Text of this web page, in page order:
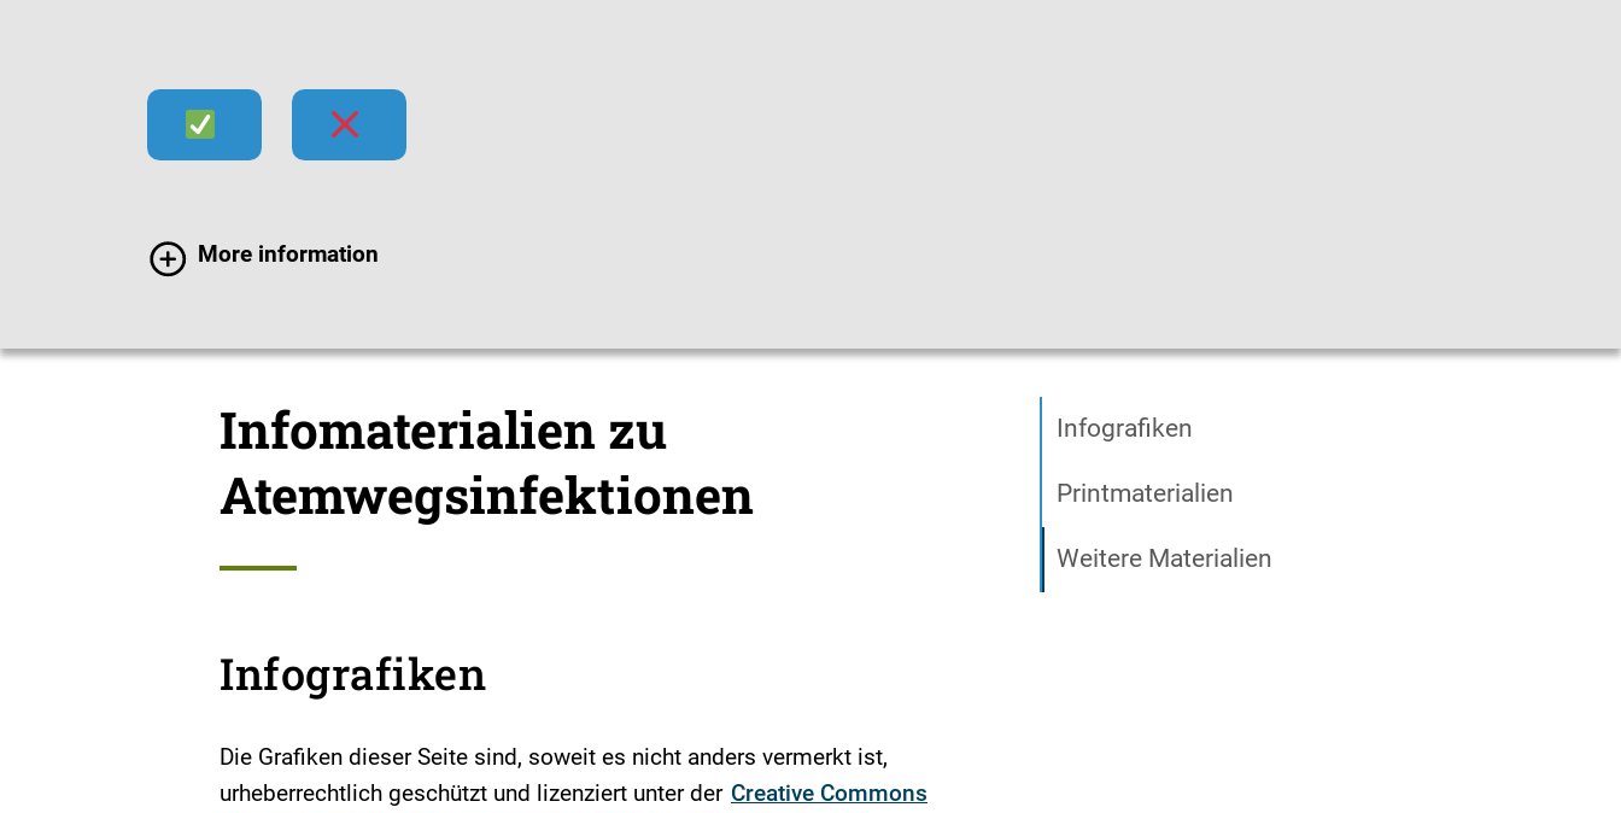
More information
Mediathek
Infomaterialien zu
Atemwegsinfektionen
Infografiken
Die Grafiken dieser Seite sind, soweit es nicht anders vermerkt ist,
urheberrechtlich geschützt und lizenziert unter der Creative Commons
Infografiken
Printmaterialien
Weitere Materialien